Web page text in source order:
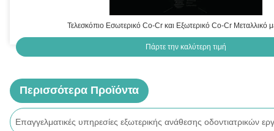
Τελεσκόπιο Εσωτερικό Co-Cr και Εξωτερικό Co-Cr Μεταλλικό
Πάρτε την καλύτερη τιμή
Περισσότερα Προϊόντα